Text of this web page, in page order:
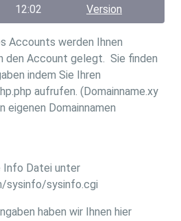
12:02
Version
Accounts werden Ihnen
den Account gelegt. Sie finden
indem Sie Ihren
aufrufen. (Domainname.xy
Domainnamen
Info Datei unter
sysinfo/sysinfo.cgi
haben wir Ihnen hier